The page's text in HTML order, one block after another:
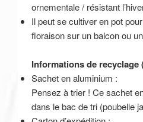
ornementale / résistant
Il peut se cultiver en pot
floraison sur un balcon ou
Informations de recyclage
Sachet en aluminium :
Pensez à trier ! Ce sachet
dans le bac de tri (poubelle